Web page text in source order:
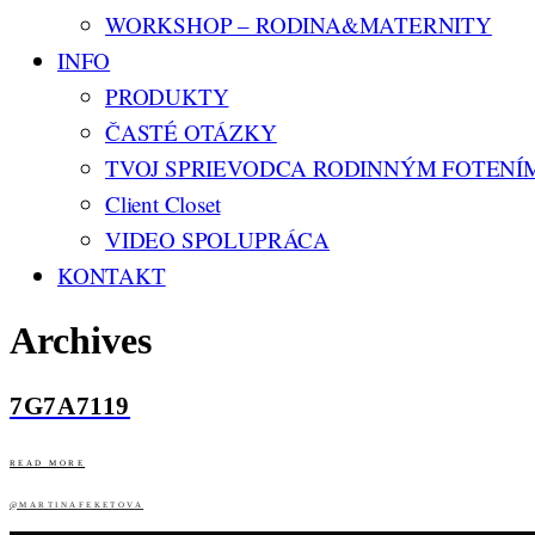
WORKSHOP – RODINA&MATERNITY
INFO
PRODUKTY
ČASTÉ OTÁZKY
TVOJ SPRIEVODCA RODINNÝM
Client Closet
VIDEO SPOLUPRÁCA
KONTAKT
Archives
7G7A7119
READ MORE
@MARTINAFEKETOVA